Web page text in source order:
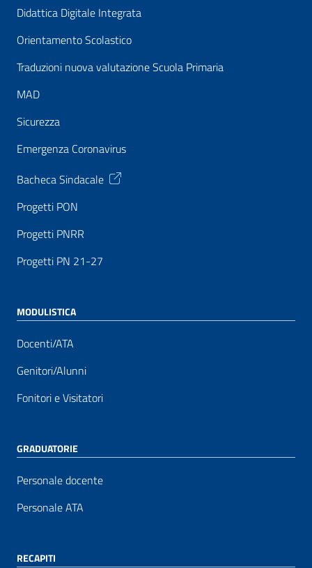
Didattica Digitale Integrata
Orientamento Scolastico
Traduzioni nuova valutazione Scuola Primaria
MAD
Sicurezza
Emergenza Coronavirus
Bacheca Sindacale
Progetti PON
Progetti PNRR
Progetti PN 21-27
MODULISTICA
Docenti/ATA
Genitori/Alunni
Fonitori e Visitatori
GRADUATORIE
Personale docente
Personale ATA
RECAPITI